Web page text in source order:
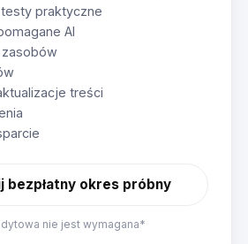
praktyczne
AI
zasobów
treści
bezpłatny okres próbny
nie jest wymagana*